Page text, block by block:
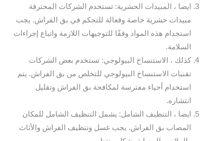
ايضا ، المبيدات الحشرية: تستخدم الشركات المحترفة
مبيدات حشرية خاصة وفعالة للتحكم في بق الفراش. يجب
استخدام هذه المواد وفقًا للتوجيهات اللازمة واتباع إجراءات
السلامة.
كذلك ، الاستنساخ البيولوجي: تستخدم بعض الشركات
تقنيات الاستنساخ البيولوجي للتخلص من بق الفراش. يتم
استخدام أحياء مفترسة لمكافحة بق الفراش وتقليل
انتشاره.
ايضا ، التنظيف الشامل: يشمل التنظيف الشامل للمكان
المصاب بق الفراش. يجب غسل وتنظيف الفراش والأثاث